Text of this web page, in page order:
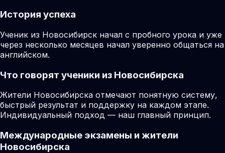
История успеха
Ученик из Новосибирск начал с пробного урока и уже
через несколько месяцев начал уверенно общаться на
английском.
Что говорят ученики из Новосибирска
Жители Новосибирска отмечают понятную систему,
быстрый результат и поддержку на каждом этапе.
Индивидуальный подход — наш главный принцип.
Международные экзамены и жители
Новосибирска